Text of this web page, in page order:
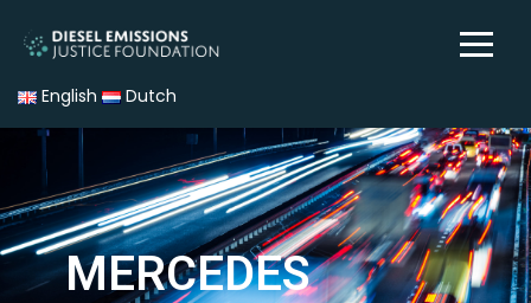
English Dutch
MERCEDES